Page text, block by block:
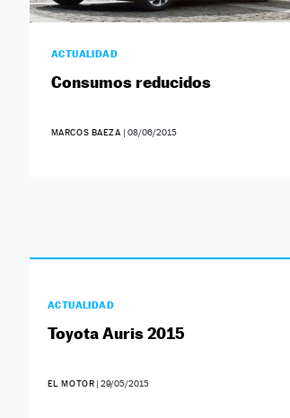
ACTUALIDAD
Consumos reducidos
MARCOS BAEZA | 08/06/2015
ACTUALIDAD
Toyota Auris 2015
EL MOTOR |29/05/2015